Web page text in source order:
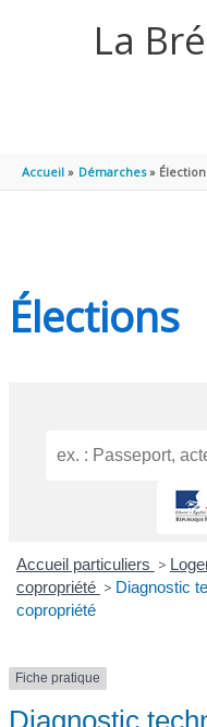
La
Accueil Démarches
Élections
Accueil particuliers >
copropriété > Diagnostic
copropriété
Fiche pratique
Diagnostic